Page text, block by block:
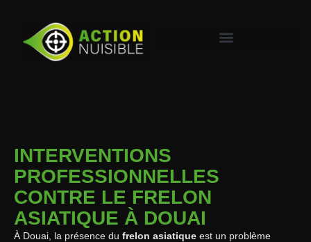
INTERVENTIONS
PROFESSIONNELLES
CONTRE LE FRELON
ASIATIQUE À DOUAI
À Douai, la présence du frelon asiatique est un problème